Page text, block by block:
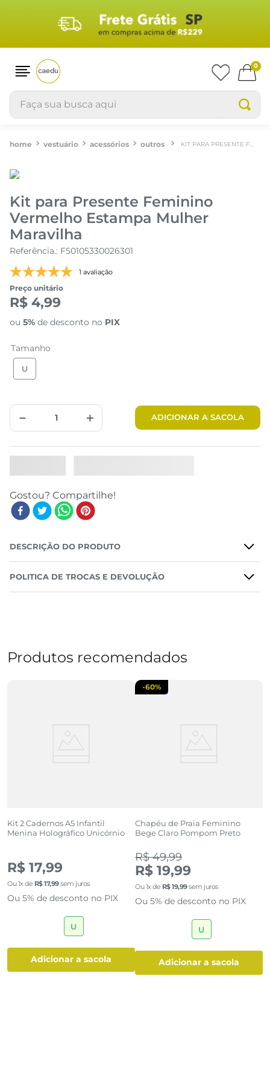
0
Faça sua busca aqui
vestuário acessórios outros
Kit para Presente Feminino
Vermelho Estampa Mulher
Maravilha
Referência.: F50105330026301
1 avaliação
Preço unitário
R$ 4,99
ou 5% de desconto no PIX
Tamanho
U
＋
－ ADICIONAR A SACOLA
DESCRIÇÃO DO PRODUTO
POLITICA DE TROCAS E DEVOLUÇÃO
Produtos recomendados
Kit 2 Cadernos A5 Infantil
Menina Holográfico Unicórnio
R$ 17,99
Ou1x de R$17,99sem juros
Ou 5% de desconto no PIX
U
adicionar a sacola
Chapéu de Praia Feminino
Bege Claro Pompom Preto
-60%
R$ 49,99
R$ 19,99
Ou1x de R$19,99sem juros
Ou 5% de desconto no PIX
U
adicionar a sacola